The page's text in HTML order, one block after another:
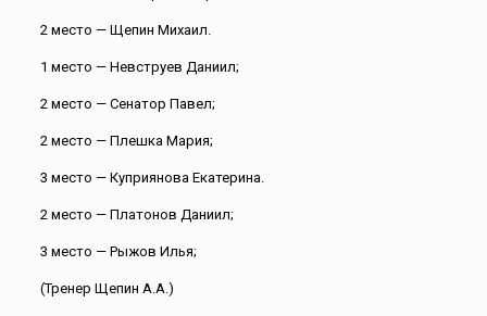
2 место — Щепин Михаил.
1 место — Невструев Даниил;
2 место — Сенатор Павел;
2 место — Плешка Мария;
3 место — Куприянова Екатерина.
2 место — Платонов Даниил;
3 место — Рыжов Илья;
(Тренер Щепин А.А.)